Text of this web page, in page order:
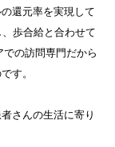
還元率を実現して
歩合給と合わせて
の訪問専門だから
す。
さんの生活に寄り